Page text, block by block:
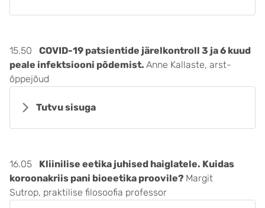
15.50 COVID-19 patsientide järelkontroll 3 ja 6 kuud
peale infektsiooni põdemist. Anne Kallaste, arst-
õppejõud
Tutvu sisuga
16.05 Kliinilise eetika juhised haiglatele. Kuidas
koroonakriis pani bioeetika proovile? Margit
Sutrop, praktilise filosoofia professor